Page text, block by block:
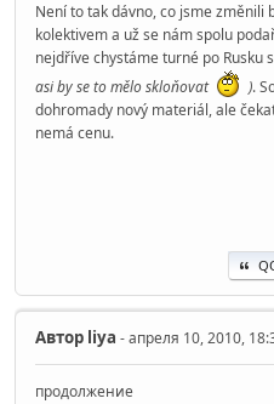
Není to tak dávno, co jsme změnili
kolektivem a už se nám spolu
nejdříve chystáme turné po Rusku
asi by se to mělo skloňovat
).
dohromady nový materiál, ale
nemá cenu.
Автор liya - апреля 10, 2010,
продолжение